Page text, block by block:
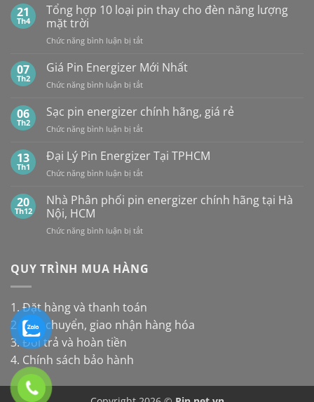
SỈ
TẠI
NỘI
TÍN,
CHIẾT
CAO,
HÀNG
CHÍNH
sánh
của
hãng:
Panasonic
Maxell:
Pin
bền
hơn?
21
Th4
Tổng hợp 10 loại pin thay cho đèn năng lượng
mặt trời
Chức năng bình luận bị tắtở
hợp
loại
thay
đèn
lượng
mặt
07
Th2
Giá Pin Energizer Mới Nhất
Chức năng bình luận bị tắtở
Pin
Mới
06
Th2
Sạc pin energizer chính hãng, giá rẻ
Chức năng bình luận bị tắtở
pin
energizer
chính
giá
13
Th1
Đại Lý Pin Energizer Tại TPHCM
Chức năng bình luận bị tắtở
Lý
Tại
20
Th12
Nhà Phân phối pin energizer chính hãng tại Hà
Nội, HCM
Chức năng bình luận bị tắtở
phối
hãng
tại
QUY TRÌNH MUA HÀNG
1. Đặt hàng và thanh toán
2. Vận chuyển, giao nhận hàng hóa
3. Đổi trả và hoàn tiền
4. Chính sách bảo hành